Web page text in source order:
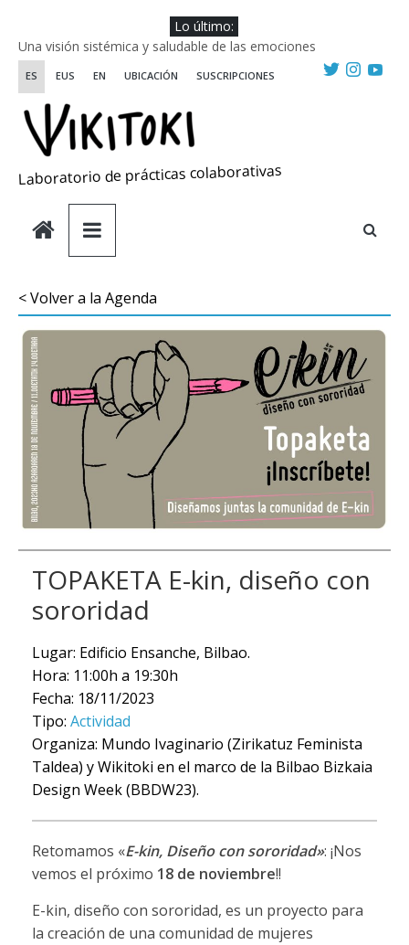
contenido
Lo último:
Una visión sistémica y saludable de las emociones
Investigando y haciendo desde-con las artes
WIKIRIKI ::: Convocatoria de residencias de investigación y
creación 2025
Escuela de Prácticas Transformadoras
ES EUS EN UBICACIÓN SUSCRIPCIONES
Laboratorio de prácticas colaborativas
< Volver a la Agenda
TOPAKETA E-kin, diseño con
sororidad
Lugar: Edificio Ensanche, Bilbao.
Hora: 11:00h a 19:30h
Fecha: 18/11/2023
Tipo: Actividad
Organiza: Mundo Ivaginario (Zirikatuz Feminista
Taldea) y Wikitoki en el marco de la Bilbao Bizkaia
Design Week (BBDW23).
Retomamos «E-kin, Diseño con sororidad»: ¡Nos
vemos el próximo 18 de noviembre!!
E-kin, diseño con sororidad, es un proyecto para
la creación de una comunidad de mujeres